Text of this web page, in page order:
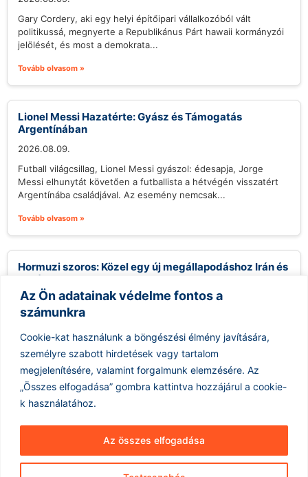
Az Ön adatainak védelme fontos a
számunkra
Cookie-kat használunk a böngészési élmény javítására,
személyre szabott hirdetések vagy tartalom
megjelenítésére, valamint forgalmunk elemzésére. Az
„Összes elfogadása” gombra kattintva hozzájárul a cookie-
k használatához.
Az összes elfogadása
Gary Cordery, aki egy helyi építőipari vállalkozóból vált
politikussá, megnyerte a Republikánus Párt hawaii kormányzói
jelölését, és most a demokrata...
Tovább olvasom »
Lionel Messi Hazatérte: Gyász és Támogatás
Argentínában
2026.08.09.
Futball világcsillag, Lionel Messi gyászol: édesapja, Jorge
Messi elhunytát követően a futballista a hétvégén visszatért
Argentínába családjával. Az esemény nemcsak...
Tovább olvasom »
Hormuzi szoros: Közel egy új megállapodáshoz Irán és
Omán
2026.08.09.
Irán közel áll egy új megállapodás aláírásához Ománnal, amely
egy új tengeri tranzitútvonalat hozna létre a Hormuzi-
szorosban. Abbas Araghchi iráni...
Tovább olvasom »